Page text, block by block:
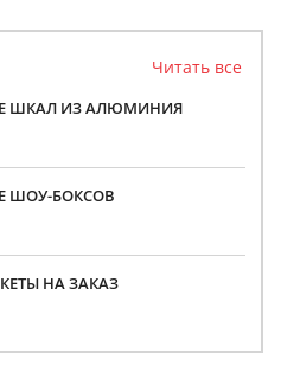
Читать все
ШКАЛ ИЗ АЛЮМИНИЯ
ШОУ-БОКСОВ
НА ЗАКАЗ